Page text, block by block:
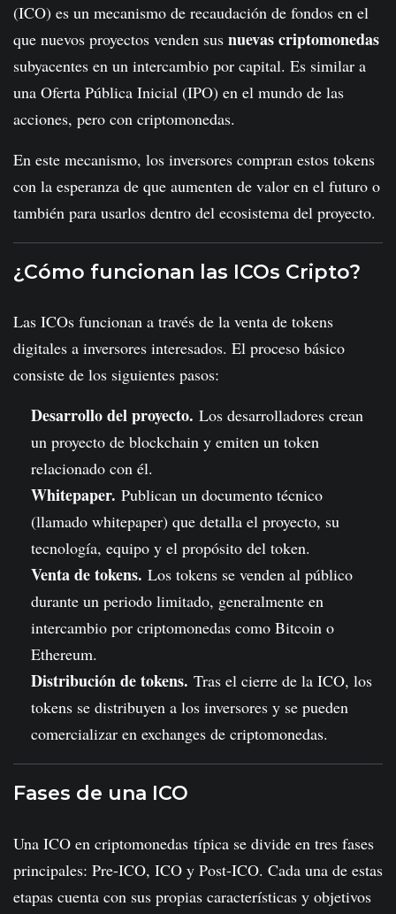
(ICO) es un mecanismo de recaudación de fondos en el
que nuevos proyectos venden sus nuevas criptomonedas
subyacentes en un intercambio por capital. Es similar a
una Oferta Pública Inicial (IPO) en el mundo de las
acciones, pero con criptomonedas.
En este mecanismo, los inversores compran estos tokens
con la esperanza de que aumenten de valor en el futuro o
también para usarlos dentro del ecosistema del proyecto.
¿Cómo funcionan las ICOs Cripto?
Las ICOs funcionan a través de la venta de tokens
digitales a inversores interesados. El proceso básico
consiste de los siguientes pasos:
Desarrollo del proyecto. Los desarrolladores crean
un proyecto de blockchain y emiten un token
relacionado con él.
Whitepaper. Publican un documento técnico
(llamado whitepaper) que detalla el proyecto, su
tecnología, equipo y el propósito del token.
Venta de tokens. Los tokens se venden al público
durante un periodo limitado, generalmente en
intercambio por criptomonedas como Bitcoin o
Ethereum.
Distribución de tokens. Tras el cierre de la ICO, los
tokens se distribuyen a los inversores y se pueden
comercializar en exchanges de criptomonedas.
Fases de una ICO
Una ICO en criptomonedas típica se divide en tres fases
principales: Pre-ICO, ICO y Post-ICO. Cada una de estas
etapas cuenta con sus propias características y objetivos